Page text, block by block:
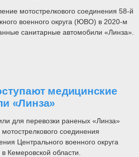
мотострелкового соединения 58-й
военного округа (ЮВО) в 2020-м
санитарные автомобили «Линза».
медицинские
«Линза»
для перевозки раненых «Линза»
соединения
Центрального военного округа
Кемеровской области.